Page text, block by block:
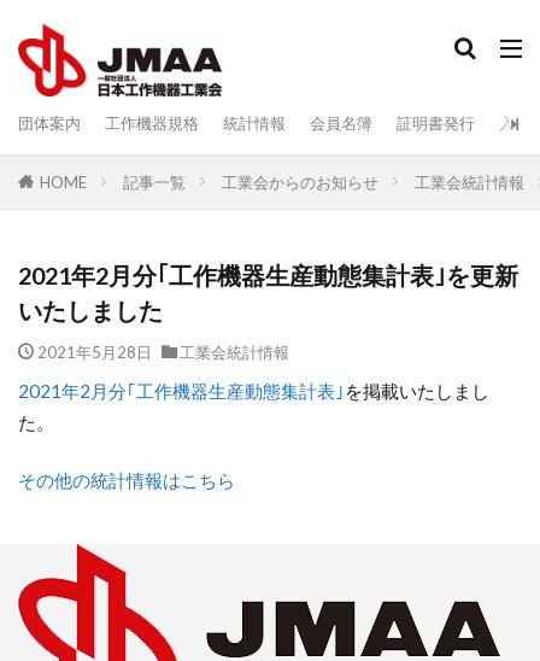
団体案内 工作機器規格 統計情報 会員名簿 証明書発行 入会
HOME 記事一覧 工業会からのお知らせ 工業会統計情報
2021年2月分｢工作機器生産動態集計表｣を更新
いたしました
2021年5月28日 工業会統計情報
2021年2月分｢工作機器生産動態集計表｣ を掲載いたしまし
た。
その他の統計情報はこちら